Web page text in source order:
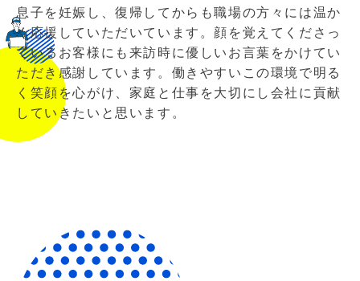
息子を妊娠し、復帰してからも職場の方々には温か
く応援していただいています。顔を覚えてくださっ
ているお客様にも来訪時に優しいお言葉をかけてい
ただき感謝しています。働きやすいこの環境で明る
く笑顔を心がけ、家庭と仕事を大切にし会社に貢献
していきたいと思います。